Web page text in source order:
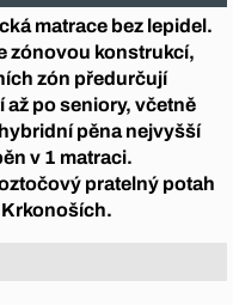
matrace bez lepidel.
zónovou konstrukcí,
zón předurčují
až po seniory, včetně
pěna nejvyšší
v 1 matraci.
pratelný potah